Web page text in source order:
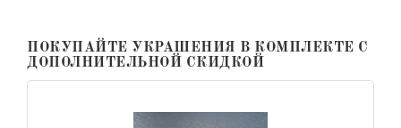
ПОКУПАЙТЕ УКРАШЕНИЯ В КОМПЛЕКТЕ С
ДОПОЛНИТЕЛЬНОЙ СКИДКОЙ